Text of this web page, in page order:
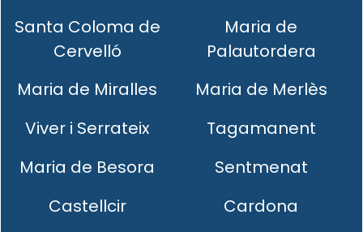
Santa Coloma de
Cervelló
Maria de
Palautordera
Maria de Miralles
Maria de Merlès
Viver i Serrateix
Tagamanent
Maria de Besora
Sentmenat
Castellcir
Cardona